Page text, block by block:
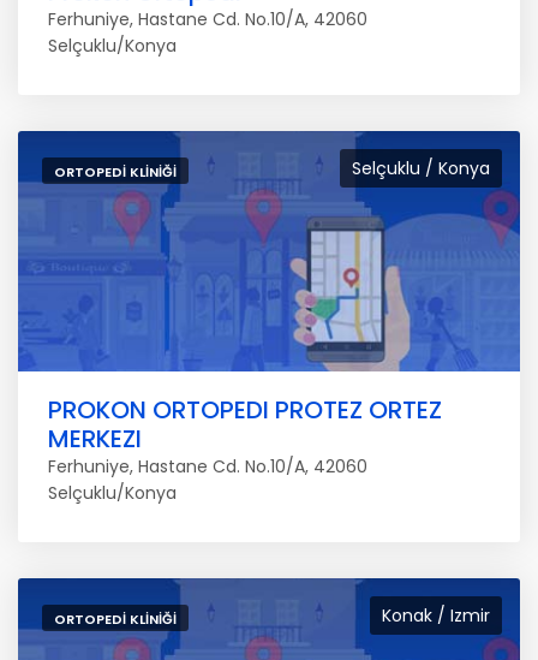
Ferhuniye, Hastane Cd. No.10/A, 42060
Selçuklu/Konya
Selçuklu / Konya
ORTOPEDI KLINIĞI
PROKON ORTOPEDI PROTEZ ORTEZ
MERKEZI
Ferhuniye, Hastane Cd. No.10/A, 42060
Selçuklu/Konya
Konak / Izmir
ORTOPEDI KLINIĞI